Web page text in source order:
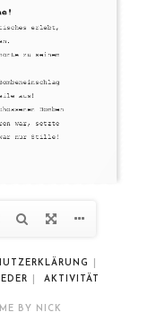
AKTIVITÄT
BY NICK